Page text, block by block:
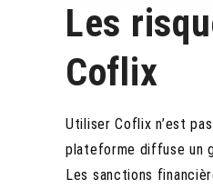
Les
Coflix
Utiliser Coflix n’est
plateforme diffuse un
Les sanctions